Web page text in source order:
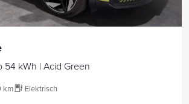
54 kWh | Acid Green
km Elektrisch